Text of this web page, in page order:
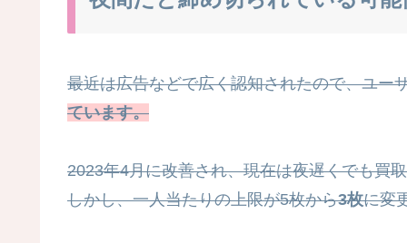
最近は広告などで広く認知されたので、ユー
ています。
2023年4月に改善され、現在は夜遅くでも買
しかし、一人当たりの上限が5枚から3枚に変